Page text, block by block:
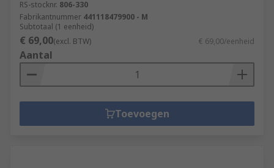
RS-stocknr. 806-330
Fabrikantnummer 441118479900 - M
Subtotaal (1 eenheid)
€ 69,00(excl. BTW) € 69,00/eenheid
Aantal
Toevoegen